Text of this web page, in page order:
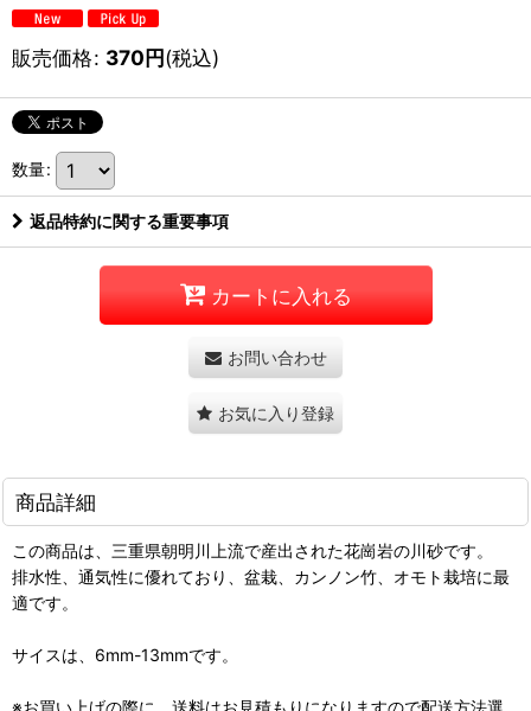
販売価格: 370円(税込)
数量:
返品特約に関する重要事項
カートに入れる
お問い合わせ
お気に入り登録
商品詳細
この商品は、三重県朝明川上流で産出された花崗岩の川砂です。
排水性、通気性に優れており、盆栽、カンノン竹、オモト栽培に最
適です。
サイスは、6mm-13mmです。
※お買い上げの際に、送料はお見積もりになりますので配送方法選